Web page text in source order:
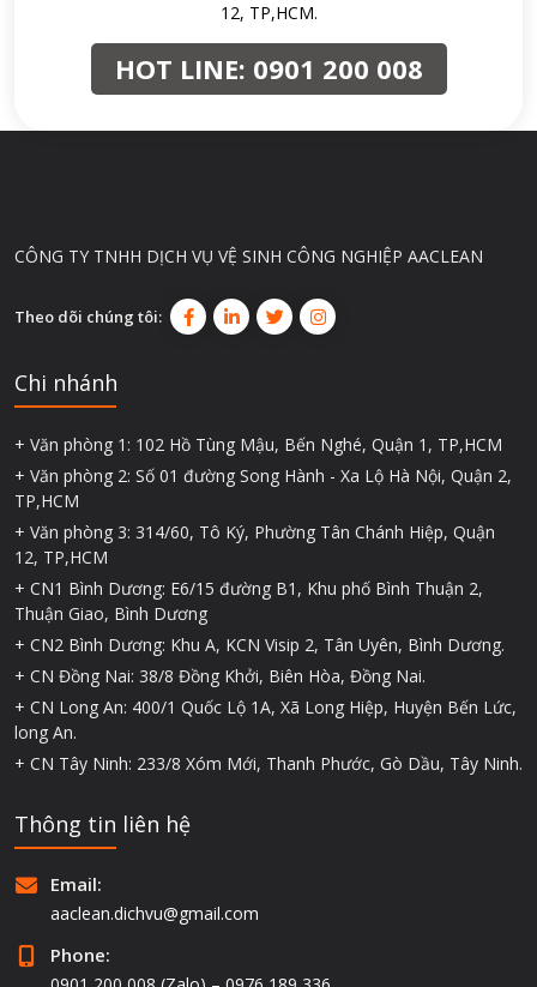
12, TP,HCM.
HOT LINE: 0901 200 008
CÔNG TY TNHH DỊCH VỤ VỆ SINH CÔNG NGHIỆP AACLEAN
Theo dõi chúng tôi:
Chi nhánh
+ Văn phòng 1: 102 Hồ Tùng Mậu, Bến Nghé, Quận 1, TP,HCM
+ Văn phòng 2: Số 01 đường Song Hành - Xa Lộ Hà Nội, Quận 2,
TP,HCM
+ Văn phòng 3: 314/60, Tô Ký, Phường Tân Chánh Hiệp, Quận
12, TP,HCM
+ CN1 Bình Dương: E6/15 đường B1, Khu phố Bình Thuận 2,
Thuận Giao, Bình Dương
+ CN2 Bình Dương: Khu A, KCN Visip 2, Tân Uyên, Bình Dương.
+ CN Đồng Nai: 38/8 Đồng Khởi, Biên Hòa, Đồng Nai.
+ CN Long An: 400/1 Quốc Lộ 1A, Xã Long Hiệp, Huyện Bến Lức,
long An.
+ CN Tây Ninh: 233/8 Xóm Mới, Thanh Phước, Gò Dầu, Tây Ninh.
Thông tin liên hệ
Email:
aaclean.dichvu@gmail.com
Phone: